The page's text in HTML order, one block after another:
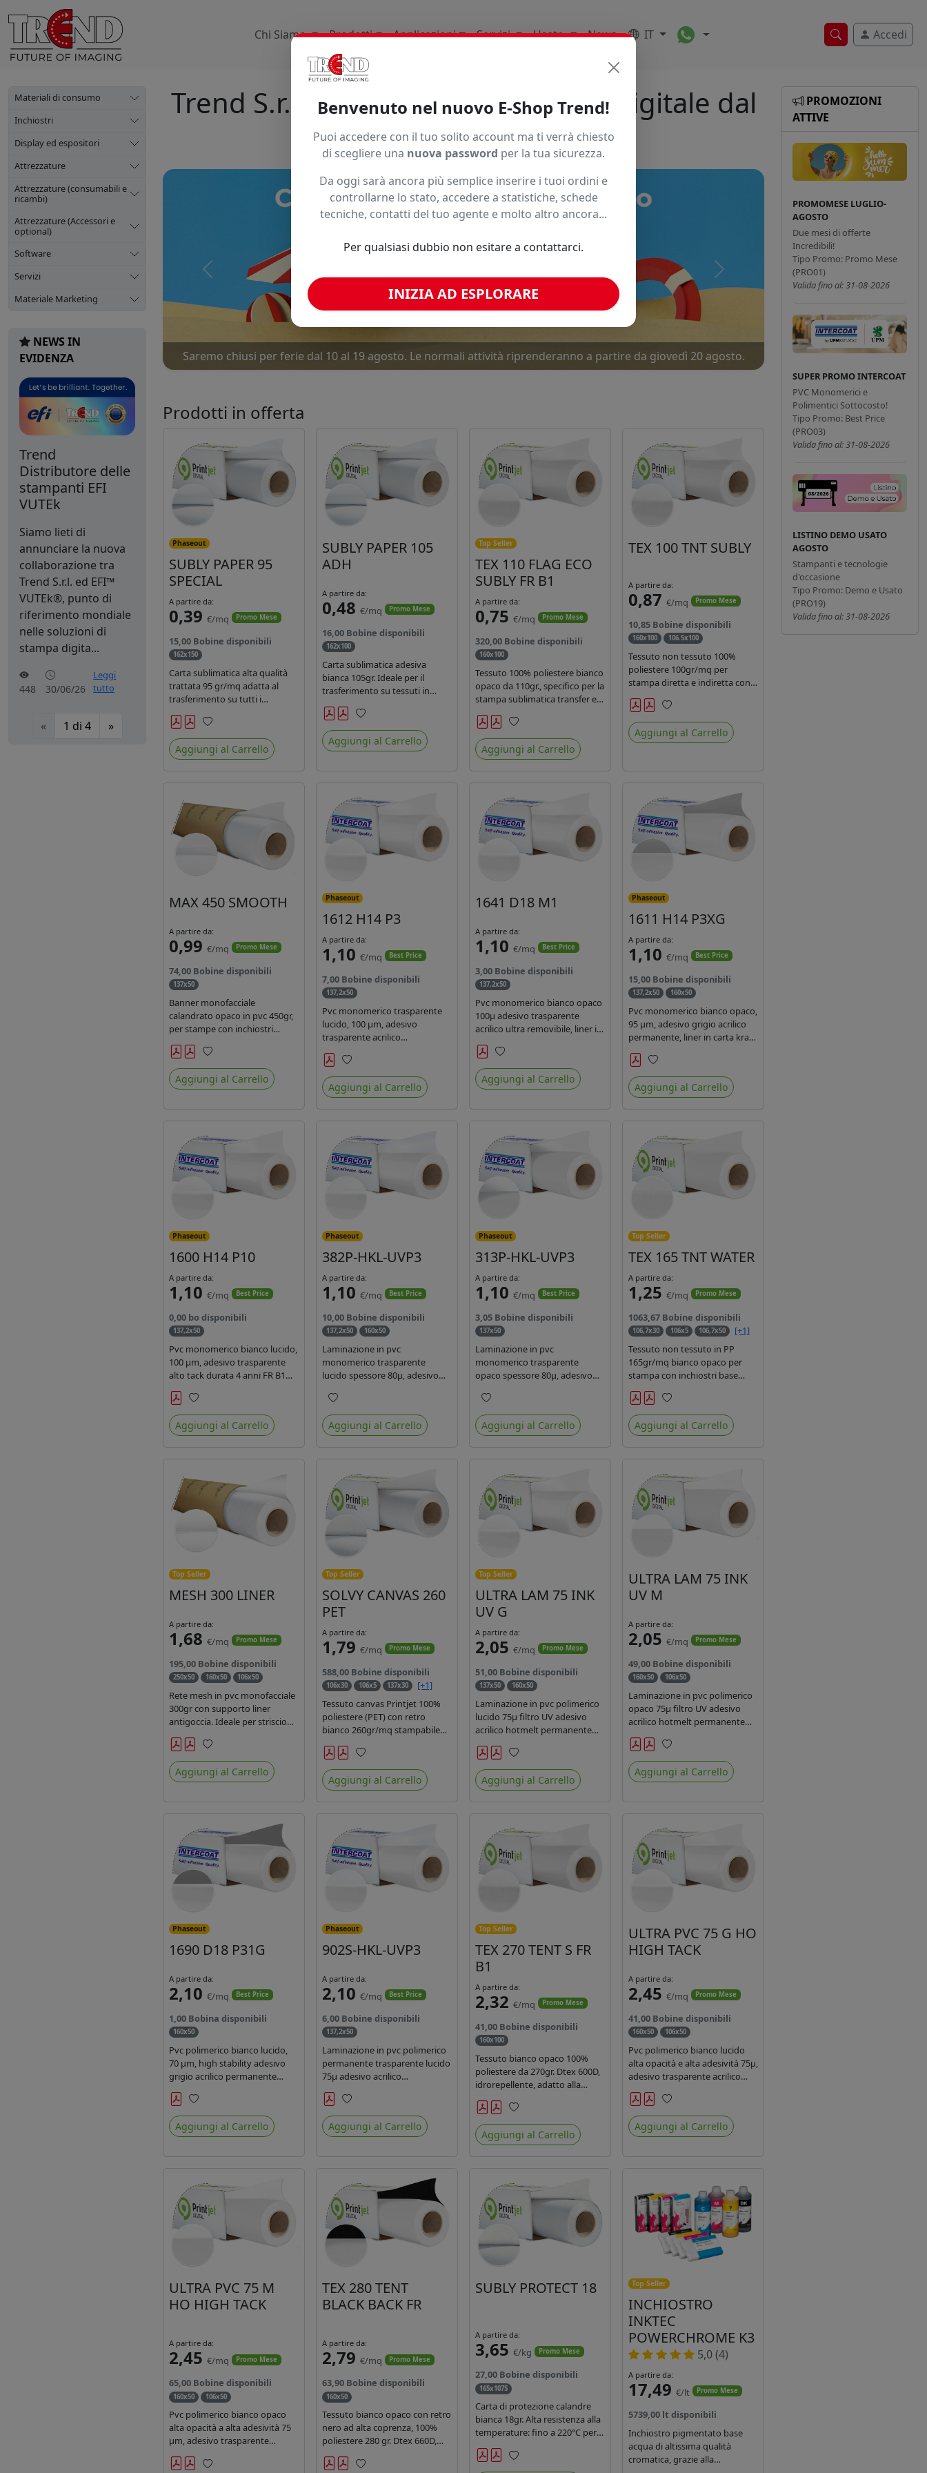
Ricerca veloce
Accedi
Chi Siamo Prodotti Applicazioni Servizi Usato News IT Toggle Dropdown
Materiali di consumo
Inchiostri
Display ed espositori
Attrezzature
Attrezzature (consumabili e
ricambi)
Attrezzature (Accessori e
optional)
Software
Servizi
Materiale Marketing
NEWS IN
EVIDENZA
Trend
Distributore delle
stampanti EFI
VUTEk
Siamo lieti di
annunciare la nuova
collaborazione tra
Trend S.r.l. ed EFI™
VUTEk®, punto di
riferimento mondiale
nelle soluzioni di
stampa digita...
448 30/06/26
Leggi
tutto
« 1 di 4 »
Trend S.r.l.
Supporti per la stampa digitale dal
1997
Saremo chiusi per ferie dal 10 al 19 agosto. Le normali attività riprenderanno a partire da giovedì 20 agosto.
Nuove offerte Luglio-Agosto... Due mesi caldissimi. Approfittane!
Precedente Successivo
Prodotti in offerta
Phaseout
SUBLY PAPER 95
SPECIAL
A partire da:
0,39 €/mq Promo Mese
15,00 Bobine disponibili
162x150
Carta sublimatica alta qualità
trattata 95 gr/mq adatta al
trasferimento su tutti i
materiali in poliestere.
Preferiti
Aggiungi al Carrello
SUBLY PAPER 105
ADH
A partire da:
0,48 €/mq Promo Mese
16,00 Bobine disponibili
162x100
Carta sublimatica adesiva
bianca 105gr. Ideale per il
trasferimento su tessuti in
poliestere nel settore
sportwear .
Preferiti
Aggiungi al Carrello
Top Seller
TEX 110 FLAG ECO
SUBLY FR B1
A partire da:
0,75 €/mq Promo Mese
320,00 Bobine disponibili
160x100
Tessuto 100% poliestere bianco
opaco da 110gr., specifico per la
stampa sublimatica transfer e
diretta. Ideale per la
realizzazione di stendardi e
bandiere, grazie al passaggio
dell'inchiostro su entrambi i
Preferiti
Aggiungi al Carrello
TEX 100 TNT SUBLY
A partire da:
0,87 €/mq Promo Mese
10,85 Bobine disponibili
160x100 106.5x100
Tessuto non tessuto 100%
poliestere 100gr/mq per
stampa diretta e indiretta con
inchiostro sublimatico, latex e
uv.
Preferiti
Aggiungi al Carrello
MAX 450 SMOOTH
A partire da:
0,99 €/mq Promo Mese
74,00 Bobine disponibili
137x50
Banner monofacciale
calandrato opaco in pvc 450gr,
per stampe con inchiostri
solvente ed ecosolvente , uv e
latex.
Preferiti
Aggiungi al Carrello
Phaseout
1612 H14 P3
A partire da:
1,10 €/mq Best Price
7,00 Bobine disponibili
137,2x50
Pvc monomerico trasparente
lucido, 100 µm, adesivo
trasparente acrilico
permanente durata 3 anni, liner
in carta kraft monosiliconata da
135 gr, REACH compliant per
stampa con inchiostri solvente
Preferiti
Aggiungi al Carrello
1641 D18 M1
A partire da:
1,10 €/mq Best Price
3,00 Bobine disponibili
137,2x50
Pvc monomerico bianco opaco
100µ adesivo trasparente
acrilico ultra removibile, liner in
carta kraft da 140gr/mq. Durata
3 anni. Dotato di certificato FR
B1 e conforme alla normativa
REACH.
Preferiti
Aggiungi al Carrello
Phaseout
1611 H14 P3XG
A partire da:
1,10 €/mq Best Price
15,00 Bobine disponibili
137,2x50 160x50
Pvc monomerico bianco opaco,
95 µm, adesivo grigio acrilico
permanente, liner in carta kraft
siliconata 135gr/mq. Durata 3
anni, certificato FR B1,
conforme al REACH, stampa
con ink solvente, ecosolvente,
Preferiti
Aggiungi al Carrello
Phaseout
1600 H14 P10
A partire da:
1,10 €/mq Best Price
0,00 bo disponibili
137,2x50
Pvc monomerico bianco lucido,
100 µm, adesivo trasparente
alto tack durata 4 anni FR B1
REACH per stampa solvente
ecosolvente uv latex, Liner in
carta KRAFT monosiliconata
135gr. brand Intercoat.
Preferiti
Aggiungi al Carrello
Phaseout
382P-HKL-UVP3
A partire da:
1,10 €/mq Best Price
10,00 Bobine disponibili
137,2x50 160x50
Laminazione in pvc
monomerico trasparente
lucido spessore 80µ, adesivo
permanente, liner in carta
glassine siliconata da 72 gr.
Durata 3 anni, ideale per
Preferiti
Aggiungi al Carrello
Phaseout
313P-HKL-UVP3
A partire da:
1,10 €/mq Best Price
3,05 Bobine disponibili
137x50
Laminazione in pvc
monomerico trasparente
opaco spessore 80µ, adesivo
specifico per ink uv, liner in
carta kraft da 90gr. Durata 3
anni, dotata di filtro uv, idonea
Preferiti
Aggiungi al Carrello
Top Seller
TEX 165 TNT WATER
A partire da:
1,25 €/mq Promo Mese
1063,67 Bobine disponibili
106,7x30 106x5 106,7x50
[+1]
Tessuto non tessuto in PP
165gr/mq bianco opaco per
stampa con inchiostri base
acqua, latex, uv, ecosolvente.
Finitura a rombi spundbond e
coating superficiale con totale
assenza di peluria. Occhiellabile,
Preferiti
Aggiungi al Carrello
Top Seller
MESH 300 LINER
A partire da:
1,68 €/mq Promo Mese
195,00 Bobine disponibili
250x50 160x50 106x50
Rete mesh in pvc monofacciale
300gr con supporto liner
antigoccia. Ideale per striscioni
e coperture antivento.
Saldabile, stampabile con
inchiostri solvente,
ecosolvente, uv e latex. Densità
Preferiti
Aggiungi al Carrello
Top Seller
SOLVY CANVAS 260
PET
A partire da:
1,79 €/mq Promo Mese
588,00 Bobine disponibili
106x30 106x5 137x30
[+1]
Tessuto canvas Printjet 100%
poliestere (PET) con retro
bianco 260gr/mq stampabile
con inchiostri solvente,
ecosolvente, uv e latex.
Preferiti
Aggiungi al Carrello
Top Seller
ULTRA LAM 75 INK
UV G
A partire da:
2,05 €/mq Promo Mese
51,00 Bobine disponibili
137x50 160x50
Laminazione in pvc polimerico
lucido 75µ filtro UV adesivo
acrilico hotmelt permanente
specifico per stampe con
inchiostri UV durata 7 anni
indoor e 5 outdoor. Dotato di
certificato ignifugo Bs1d0.
Preferiti
Aggiungi al Carrello
ULTRA LAM 75 INK
UV M
A partire da:
2,05 €/mq Promo Mese
49,00 Bobine disponibili
160x50 106x50
Laminazione in pvc polimerico
opaco 75µ filtro UV adesivo
acrilico hotmelt permanente
specifico per stampe con
inchiostri UV durata 7 anni
indoor e 5 outdoor. Dotato di
certificato ignifugo Bs1d0.
Preferiti
Aggiungi al Carrello
Phaseout
1690 D18 P31G
A partire da:
2,10 €/mq Best Price
1,00 Bobina disponibili
160x50
Pvc polimerico bianco lucido,
70 µm, high stability adesivo
grigio acrilico permanente
durata 5-7 anni, per stampe
con inchiostri solvente,
ecosolvente, UV e latex.
Preferiti
Aggiungi al Carrello
Phaseout
902S-HKL-UVP3
A partire da:
2,10 €/mq Best Price
6,00 Bobine disponibili
137,2x50
Laminazione in pvc polimerico
permanente trasparente lucido
75µ adesivo acrilico
permanente durata 5 anni con
filtro uv, carta kraft. Ideale per
stampe con inchiostro
ecosolvente, UV e latex.
Preferiti
Aggiungi al Carrello
Top Seller
TEX 270 TENT S FR
B1
A partire da:
2,32 €/mq Promo Mese
41,00 Bobine disponibili
160x100
Tessuto bianco opaco 100%
poliestere da 270gr. Dtex 600D,
idrorepellente, adatto alla
stampa solvente, ecosolvente,
uv, latex (di terza generazione).
Ideale per tende ,coperture
gazebo, prodotti gonfiabili o
Preferiti
Aggiungi al Carrello
ULTRA PVC 75 G HO
HIGH TACK
A partire da:
2,45 €/mq Promo Mese
41,00 Bobine disponibili
160x50 106x50
Pvc polimerico bianco lucido
alta opacità e alta adesività 75µ,
adesivo trasparente acrilico
hotmelt permanente, durata 5-
7 anni, liner 140gr PE su
entrambi lati. Prestazioni di alto
livello. Dotato di certificato
Preferiti
Aggiungi al Carrello
ULTRA PVC 75 M
HO HIGH TACK
A partire da:
2,45 €/mq Promo Mese
65,00 Bobine disponibili
160x50 106x50
Pvc polimerico bianco opaco
alta opacità a alta adesività 75
µm, adesivo trasparente
acrilico hotmelt permanente,
durata 5-7 anni liner 140gr PE
TEX 280 TENT
BLACK BACK FR
A partire da:
2,79 €/mq Promo Mese
63,90 Bobine disponibili
160x50
Tessuto bianco opaco con retro
nero ad alta coprenza, 100%
poliestere 280 gr. Dtex 660D,
idrorepellente, adatto alla
stampa sublimatica indiretta.
SUBLY PROTECT 18
A partire da:
3,65 €/kg Promo Mese
27,00 Bobine disponibili
165x1075
Carta di protezione calandre
bianca 18gr. Alta resistenza alla
temperature: fino a 220°C per
40 secondi. Lunghezza 1075
mtl, peso kg 35, diam. 20cm.
Preferiti
Top Seller
INCHIOSTRO
INKTEC
POWERCHROME K3
5,0 (4)
A partire da:
17,49 €/lt Promo Mese
5739,00 lt disponibili
Inchiostro pigmentato base
acqua di altissima qualità
cromatica, grazie alla
PROMOZIONI
ATTIVE
PROMOMESE LUGLIO-
AGOSTO
Due mesi di offerte
Incredibili!
Tipo Promo: Promo Mese
(PRO01)
Valida fino al: 31-08-2026
SUPER PROMO INTERCOAT
PVC Monomerici e
Polimentici Sottocosto!
Tipo Promo: Best Price
(PRO03)
Valida fino al: 31-08-2026
LISTINO DEMO USATO
AGOSTO
Stampanti e tecnologie
d'occasione
Tipo Promo: Demo e Usato
(PRO19)
Valida fino al: 31-08-2026
Benvenuto nel nuovo E-Shop Trend!
Puoi accedere con il tuo solito account ma ti verrà chiesto
di scegliere una nuova password per la tua sicurezza.
Da oggi sarà ancora più semplice inserire i tuoi ordini e
controllarne lo stato, accedere a statistiche, schede
tecniche, contatti del tuo agente e molto altro ancora...
Per qualsiasi dubbio non esitare a contattarci.
INIZIA AD ESPLORARE